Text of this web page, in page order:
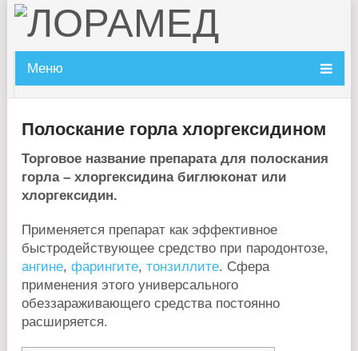
Меню
Полоскание горла хлоргексидином
Торговое название препарата для полоскания
горла – хлоргексидина биглюконат или
хлоргексидин.
Применяется препарат как эффективное
быстродействующее средство при пародонтозе,
ангине, фарингите, тонзиллите. Сфера
применения этого универсального
обеззараживающего средства постоянно
расширяется.